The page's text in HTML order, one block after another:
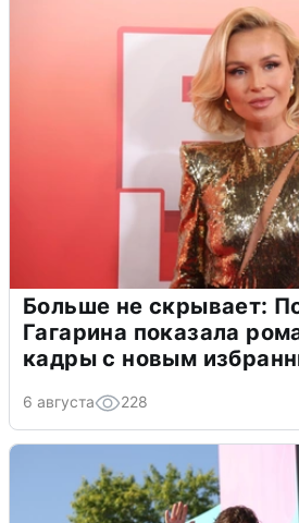
Больше не скрывает:
Гагарина показала
кадры с новым
6 августа 228